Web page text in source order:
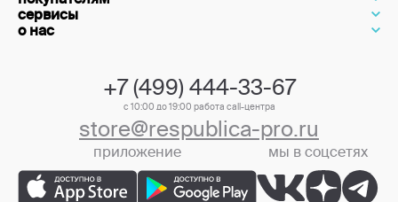
сервисы
о нас
+7 (499) 444-33-67
с 10:00 до 19:00 работа call-центра
store@respublica-pro.ru
приложение мы в соцсетях